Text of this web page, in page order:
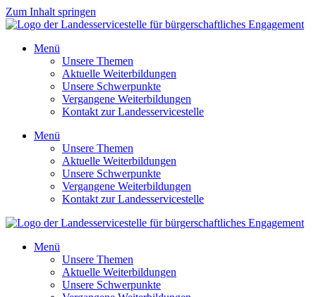
Zum Inhalt springen
Menü
Unsere Themen
Aktuelle Weiterbildungen
Unsere Schwerpunkte
Vergangene Weiterbildungen
Kontakt zur Landesservicestelle
Menü
Unsere Themen
Aktuelle Weiterbildungen
Unsere Schwerpunkte
Vergangene Weiterbildungen
Kontakt zur Landesservicestelle
Menü
Unsere Themen
Aktuelle Weiterbildungen
Unsere Schwerpunkte